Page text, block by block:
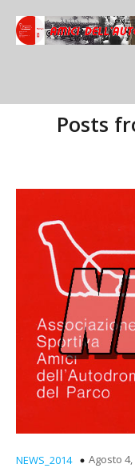
Posts
NEWS_2014 Agosto 4,